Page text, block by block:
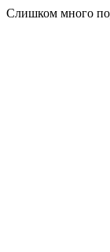
Слишком много